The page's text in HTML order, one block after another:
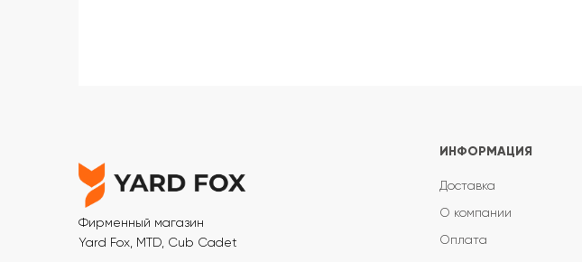
Фирменный магазин
Yard Fox, MTD, Cub Cadet
ИНФОРМАЦИЯ
Доставка
О компании
Оплата